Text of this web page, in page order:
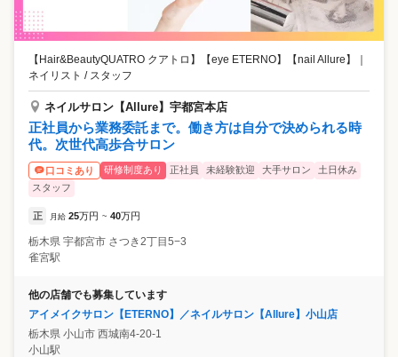
【Hair&BeautyQUATRO クアトロ】【eye ETERNO】【nail Allure】
｜
ネイリスト / スタッフ
ネイルサロン【Allure】宇都宮本店
正社員から業務委託まで。働き方は自分で決められる時
代。次世代高歩合サロン
口コミあり 研修制度あり 正社員 未経験歓迎 大手サロン
土日休み
スタッフ
正 月給 25万円 ~ 40万円
栃木県 宇都宮市 さつき2丁目5−3
雀宮駅
他の店舗でも募集しています
アイメイクサロン【ETERNO】／ネイルサロン【Allure】小山店
栃木県 小山市 西城南4-20-1
小山駅